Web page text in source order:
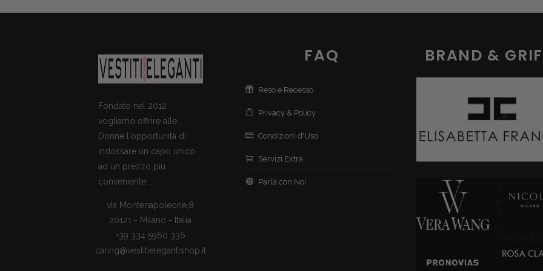
Fondato nel 2012 ,
vogliamo offrire alle
Donne l'opportunità di
indossare un capo unico
ad un prezzo più
conveniente ...
via Montenapoleone,8
20121 - Milano - Italia
+39 334 5960 336
caring@vestitielegantishop.it
FAQ
Reso e Recesso
Privacy & Policy
Condizioni d'Uso
Servizi Extra
Parla con Noi
BRAND &